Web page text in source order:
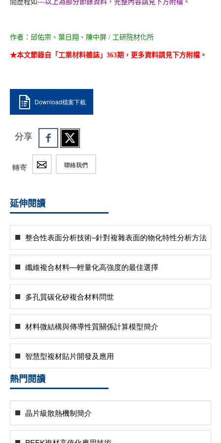
間歷程如---以上為部分節錄資料，完整內容請見下方附檔。
作者：邱佑宗、葉日翔、陳中屏 / 工研院材化所
★本文節錄自「工業材料雜誌」363期，更多資料請見下方附檔。
Download檔案下載
分享
轉寄 聯絡我們
延伸閱讀
整合性表面分析技術–針對複雜表面的物化特性分析方法
纖維複合材料—輕量化高強度的最佳選擇
多孔質碳化矽複合材料問世
材料微結構與傳導性質關係計算模型簡介
智慧型複材貼片開發及應用
熱門閱讀
晶片級散熱機制簡介